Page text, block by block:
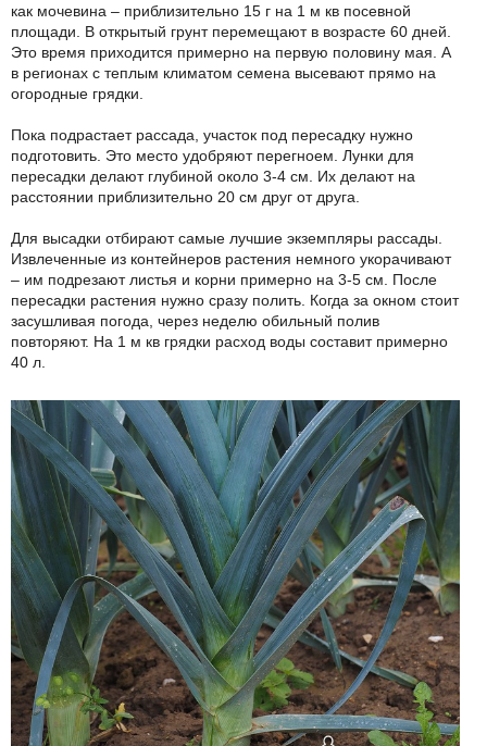
как мочевина – приблизительно 15 г на 1 м кв посевной
площади. В открытый грунт перемещают в возрасте 60 дней.
Это время приходится примерно на первую половину мая. А
в регионах с теплым климатом семена высевают прямо на
огородные грядки.
Пока подрастает рассада, участок под пересадку нужно
подготовить. Это место удобряют перегноем. Лунки для
пересадки делают глубиной около 3-4 см. Их делают на
расстоянии приблизительно 20 см друг от друга.
Для высадки отбирают самые лучшие экземпляры рассады.
Извлеченные из контейнеров растения немного укорачивают
– им подрезают листья и корни примерно на 3-5 см. После
пересадки растения нужно сразу полить. Когда за окном стоит
засушливая погода, через неделю обильный полив
повторяют. На 1 м кв грядки расход воды составит примерно
40 л.